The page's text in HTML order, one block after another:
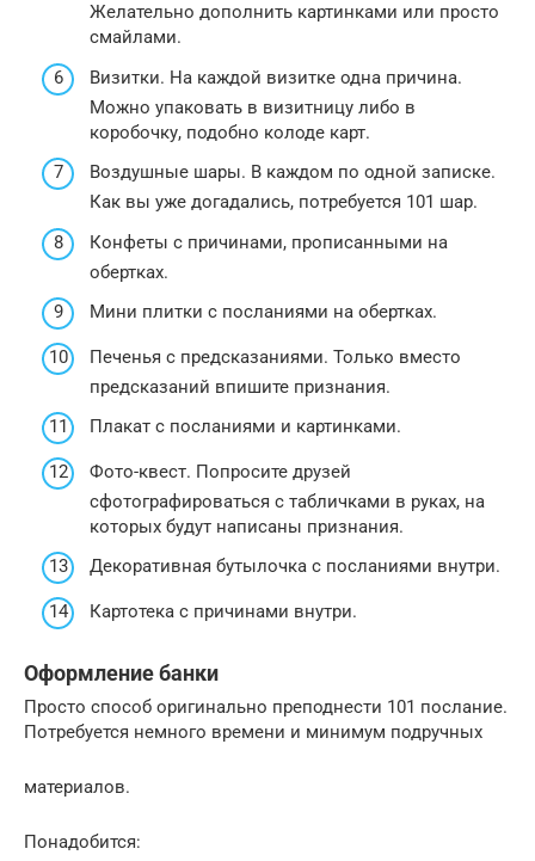
Желательно дополнить картинками или просто
смайлами.
Визитки. На каждой визитке одна причина.
Можно упаковать в визитницу либо в
коробочку, подобно колоде карт.
Воздушные шары. В каждом по одной записке.
Как вы уже догадались, потребуется 101 шар.
Конфеты с причинами, прописанными на
обертках.
Мини плитки с посланиями на обертках.
Печенья с предсказаниями. Только вместо
предсказаний впишите признания.
Плакат с посланиями и картинками.
Фото-квест. Попросите друзей
сфотографироваться с табличками в руках, на
которых будут написаны признания.
Декоративная бутылочка с посланиями внутри.
Картотека с причинами внутри.
Оформление банки
Просто способ оригинально преподнести 101 послание.
Потребуется немного времени и минимум подручных
материалов.
Понадобится: